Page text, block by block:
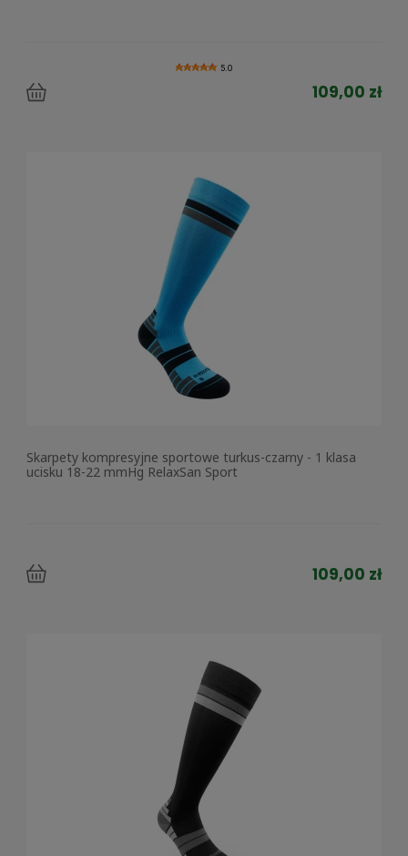
5.0
109,00 zł
Skarpety kompresyjne sportowe turkus-czarny - 1 klasa
ucisku 18-22 mmHg RelaxSan Sport
109,00 zł